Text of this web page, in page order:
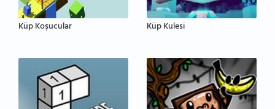
Küp Koşucular Küp Kulesi